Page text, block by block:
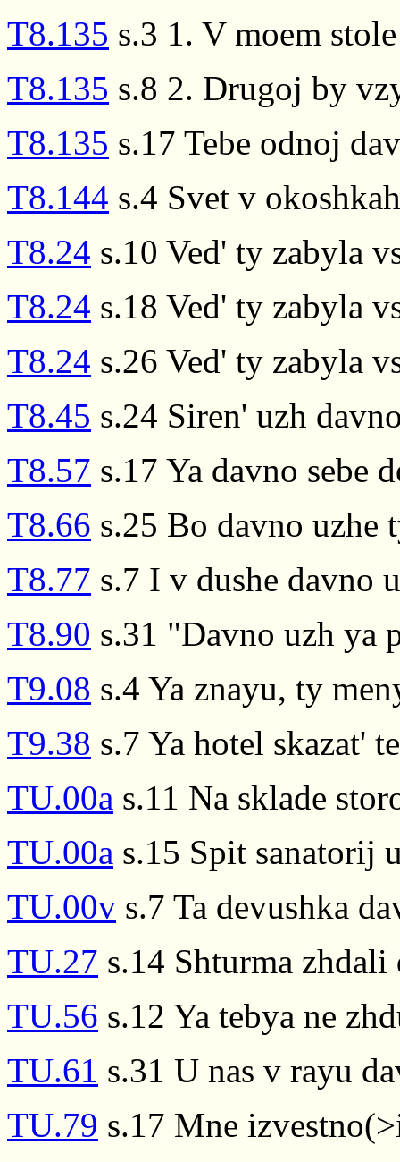
T8.135 s.3 1. V moem
T8.135 s.8 2. Drugoj by
T8.135 s.17 Tebe odnoj
T8.144 s.4 Svet v
T8.24 s.10 Ved' ty zabyla
T8.24 s.18 Ved' ty zabyla
T8.24 s.26 Ved' ty zabyla
T8.45 s.24 Siren' uzh
T8.57 s.17 Ya davno sebe
T8.66 s.25 Bo davno uzhe
T8.77 s.7 I v dushe davno
T8.90 s.31 "Davno uzh ya
T9.08 s.4 Ya znayu, ty
T9.38 s.7 Ya hotel skazat'
TU.00a s.11 Na sklade
TU.00a s.15 Spit sanatorij
TU.00v s.7 Ta devushka
TU.27 s.14 Shturma zhdali
TU.56 s.12 Ya tebya ne
TU.61 s.31 U nas v rayu
TU.79 s.17 Mne